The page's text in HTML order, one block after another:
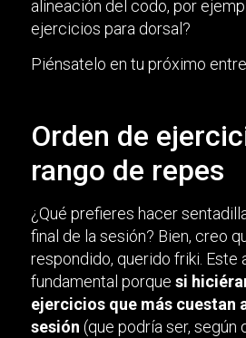
alineación del codo, por
ejercicios para dorsal?
Piénsatelo en tu próximo
Orden de
rango de repes
¿Qué prefieres hacer
final de la sesión? Bien, creo
respondido, querido friki. Este
fundamental porque si
ejercicios que más cuestan
sesión (que podría ser, según